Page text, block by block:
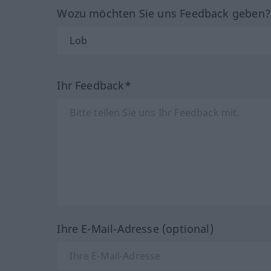
Wozu möchten Sie uns Feedback
Ihr Feedback*
Ihre E-Mail-Adresse (optional)